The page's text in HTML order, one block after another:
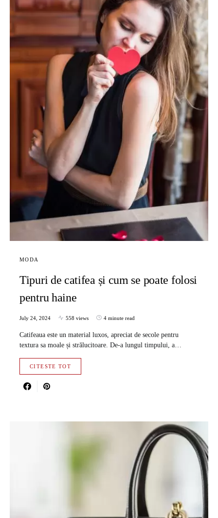
MODA
Tipuri de catifea și cum se poate folosi
pentru haine
July 24, 2024 558 views 4 minute read
Catifeaua este un material luxos, apreciat de secole pentru
textura sa moale și strălucitoare. De-a lungul timpului, a…
CITESTE TOT